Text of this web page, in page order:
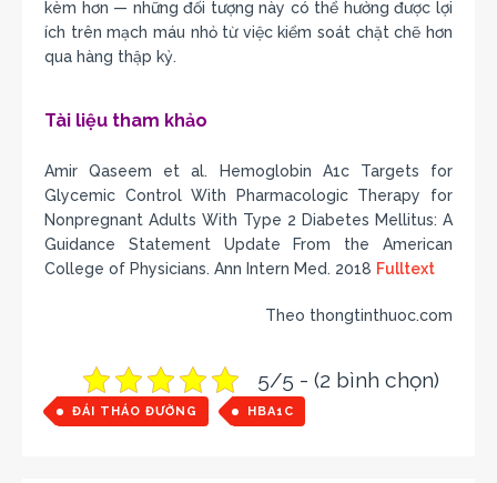
kèm hơn — những đối tượng này có thể hưởng được lợi
ích trên mạch máu nhỏ từ việc kiểm soát chặt chẽ hơn
qua hàng thập kỷ.
Tài liệu tham khảo
Amir Qaseem et al. Hemoglobin A1c Targets for
Glycemic Control With Pharmacologic Therapy for
Nonpregnant Adults With Type 2 Diabetes Mellitus: A
Guidance Statement Update From the American
College of Physicians. Ann Intern Med. 2018 Fulltext
Theo thongtinthuoc.com
5/5 - (2 bình chọn)
ĐÁI THÁO ĐƯỜNG HBA1C